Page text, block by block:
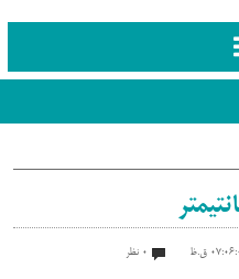
Toggle
navigation
0 نظر